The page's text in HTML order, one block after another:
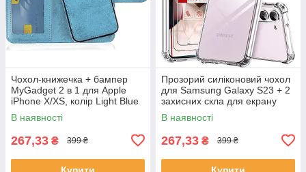
Чохол-книжечка + бампер
MyGadget 2 в 1 для Apple
iPhone X/XS, колір Light Blue
В наявності
267,33 ₴ 399 ₴
Прозорий силіконовий чохол
для Samsung Galaxy S23 + 2
захисних скла для екрану
В наявності
267,33 ₴ 399 ₴